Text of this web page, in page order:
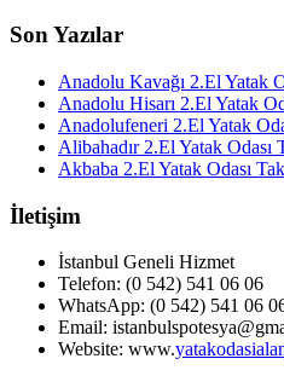
Son Yazılar
Anadolu Kavağı 2.El Yatak
Anadolu Hisarı 2.El Yatak
Anadolufeneri 2.El Yatak
Alibahadır 2.El Yatak Odası
Akbaba 2.El Yatak Odası
İletişim
İstanbul Geneli Hizmet
Telefon: (0 542) 541 06 06
WhatsApp: (0 542) 541 06
Email:
Website: www.